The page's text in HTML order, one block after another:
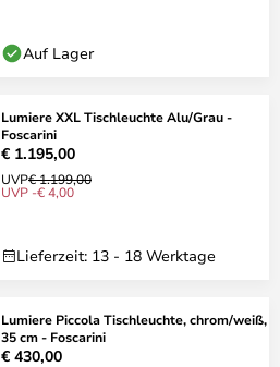
Auf Lager
Lumiere XXL Tischleuchte Alu/Grau -
Foscarini
€ 1.195,00
UVP€ 1.199,00
UVP -€ 4,00
Lieferzeit: 13 - 18 Werktage
Lumiere Piccola Tischleuchte, chrom/weiß,
35 cm - Foscarini
€ 430,00